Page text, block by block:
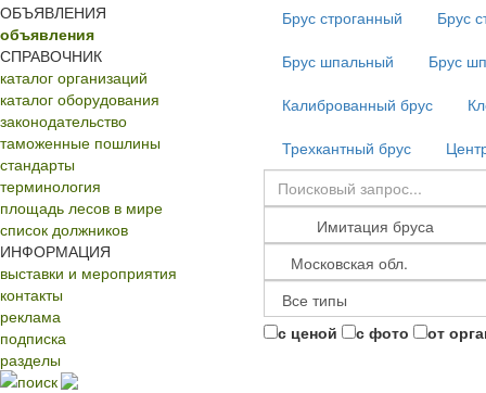
ОБЪЯВЛЕНИЯ
объявления
СПРАВОЧНИК
каталог организаций
каталог оборудования
законодательство
таможенные пошлины
стандарты
терминология
площадь лесов в мире
список должников
ИНФОРМАЦИЯ
выставки и мероприятия
контакты
реклама
подписка
разделы
поиск
Брус строганный
Брус
Брус шпальный
Брус
Калиброванный брус
Трехкантный брус
с ценой с фото от